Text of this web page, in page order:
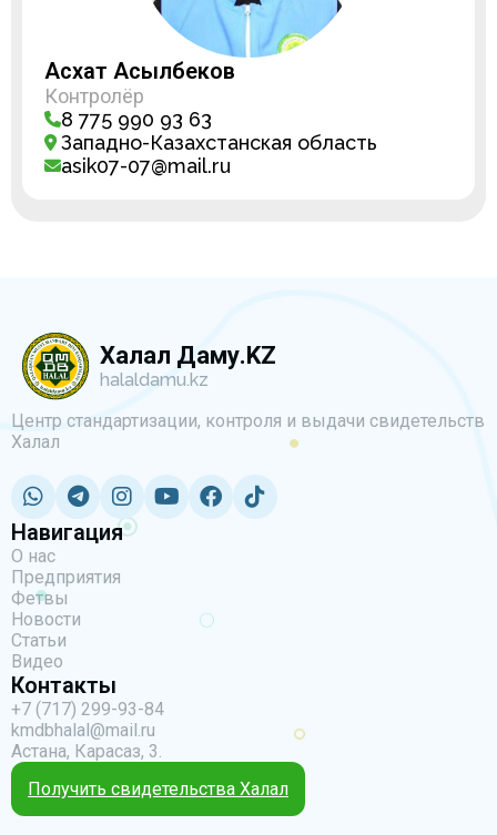
Асхат Асылбеков
Контролёр
8 775 990 93 63
Западно-Казахстанская область
asik07-07@mail.ru
Халал Даму.KZ
halaldamu.kz
Центр стандартизации, контроля и выдачи свидетельств
Халал
Навигация
О нас
Предприятия
Фетвы
Новости
Статьи
Видео
Контакты
+7 (717) 299-93-84
kmdbhalal@mail.ru
Астана, Карасаз, 3.
Получить свидетельства Халал